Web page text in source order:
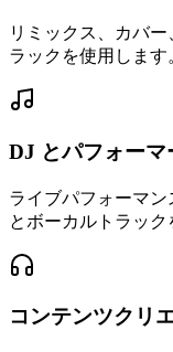
リミックス、カバ
ラックを使用します
DJ とパフォーマ
ライブパフォーマ
とボーカルトラック
コンテンツクリ